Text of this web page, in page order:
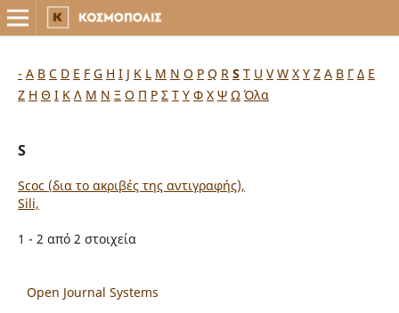
- A B C D E F G H I J K L M N O P Q R S T U V W X Y Z Α Β Γ Δ Ε
Ζ Η Θ Ι Κ Λ Μ Ν Ξ Ο Π Ρ Σ Τ Υ Φ Χ Ψ Ω Όλα
S
Scoc (δια το ακριβές της αντιγραφής),
Sili,
1 - 2 από 2 στοιχεία
Open Journal Systems